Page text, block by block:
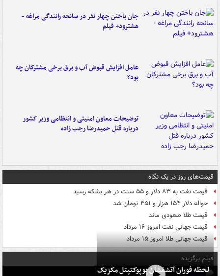
جان باختن چهار نفر در سانحه رانندگی مراغه -
هشترود+ فیلم
عامل افزایش قبوض آب و برق برخی مشترکان چه
بود؟
توضیحات معاون امنیتی و انتظامی وزیر کشور
درباره قتل حمیدرضا رجب زاده
قیمت‌های روز در یک نگاه
قیمت نفت به ۸۳ دلار و ۵۵ سنت در هر بشکه رسید
حواله دلار ۱۵۴ هزار و ۴۵۱ تومان شد
قیمت طلا صعودی ماند
قیمت جهانی نفت امروز ۱۶ مرداد
قیمت جهانی طلا امروز ۱۵ مرداد
فیلم برگزیده
لحظه فوران آتشفشان پوپوکتپتل مکزیک